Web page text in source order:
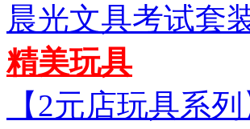
晨光文具考试套
精美玩具
【2元店玩具系列